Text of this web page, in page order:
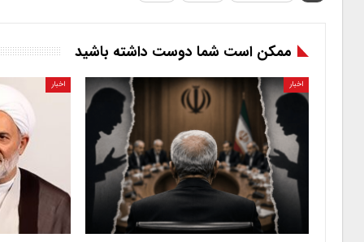
ممکن است شما دوست داشته باشید
اخبار اخبار